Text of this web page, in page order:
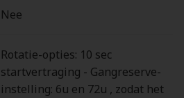
Nee
Rotatie-opties: 10 sec
startvertraging - Gangreserve-
instelling: 6u en 72u , zodat het